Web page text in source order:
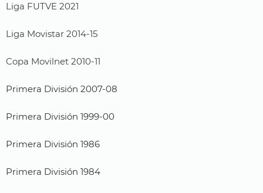
Liga FUTVE 2021
Liga Movistar 2014-15
Copa Movilnet 2010-11
Primera División 2007-08
Primera División 1999-00
Primera División 1986
Primera División 1984